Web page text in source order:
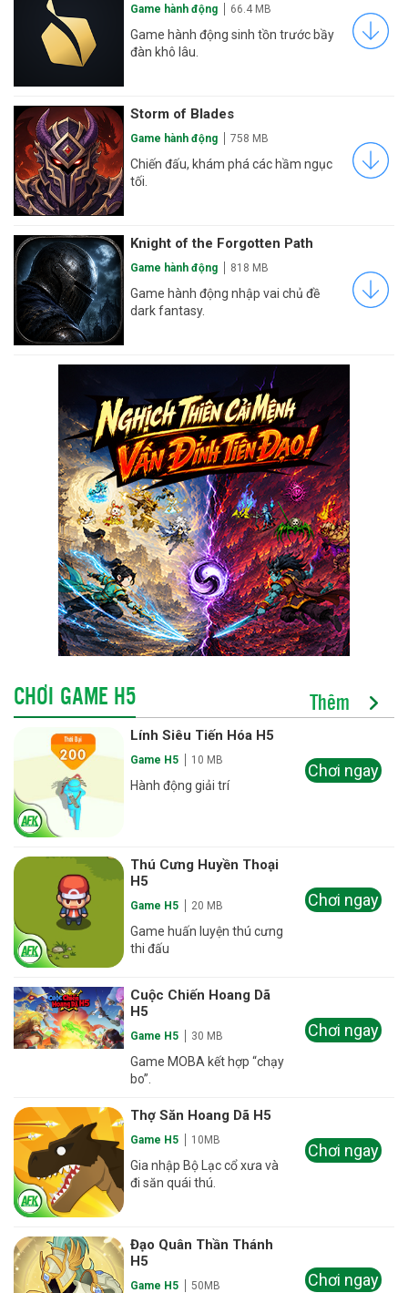
Game hành động 66.4 MB
Game hành động sinh tồn trước bầy
đàn khô lâu.
Storm of Blades
Game hành động 758 MB
Chiến đấu, khám phá các hầm ngục
tối.
Knight of the Forgotten Path
Game hành động 818 MB
Game hành động nhập vai chủ đề
dark fantasy.
CHƠI GAME H5 Thêm
Lính Siêu Tiến Hóa H5
Game H5 10 MB
Hành động giải trí
Chơi ngay
Thú Cưng Huyền Thoại
H5
Game H5 20 MB
Game huấn luyện thú cưng
thi đấu
Chơi ngay
Cuộc Chiến Hoang Dã
H5
Game H5 30 MB
Game MOBA kết hợp “chạy
bo”.
Chơi ngay
Thợ Săn Hoang Dã H5
Game H5 10MB
Gia nhập Bộ Lạc cổ xưa và
đi săn quái thú.
Chơi ngay
Đạo Quân Thần Thánh
H5
Game H5 50MB Chơi ngay